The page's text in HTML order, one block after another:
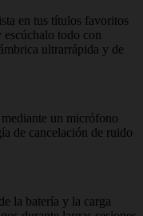
en tus títulos favoritos
escúchalo todo con
ultrarrápida y de
un micrófono
de cancelación de ruido
la batería y la carga